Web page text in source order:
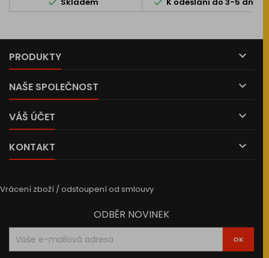
PRODUKTY 
NAŠE SPOLEČNOST 
VÁŠ ÚČET 
KONTAKT 
Vrácení zboží / odstoupení od smlouvy
ODBĚR NOVINEK